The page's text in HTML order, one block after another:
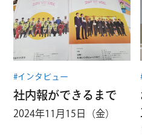
#インタビュー
社内報ができるまで
2024年11月15日（金）